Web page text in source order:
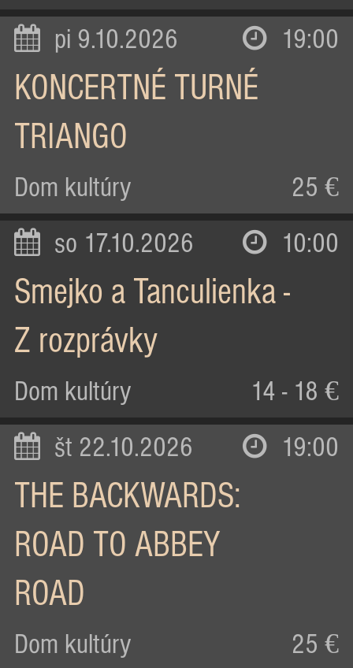
pi 9.10.2026 19:00
KONCERTNÉ TURNÉ
TRIANGO
Dom kultúry 25 €
so 17.10.2026 10:00
Smejko a Tanculienka -
Z rozprávky
Dom kultúry 14 - 18 €
št 22.10.2026 19:00
THE BACKWARDS:
ROAD TO ABBEY
ROAD
Dom kultúry 25 €